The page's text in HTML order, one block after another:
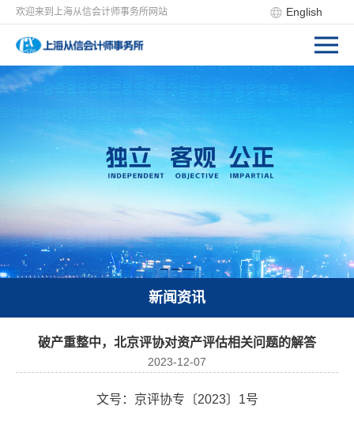
欢迎来到上海从信会计师事务所网站 English
新闻资讯
破产重整中，北京评协对资产评估相关问题的解答
2023-12-07
文号：京评协专〔2023〕1号